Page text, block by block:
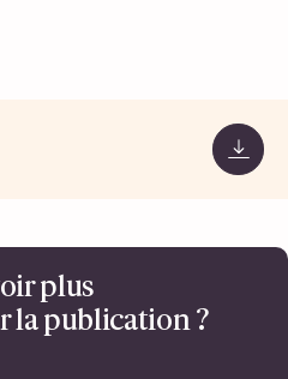
plus
la publication ?